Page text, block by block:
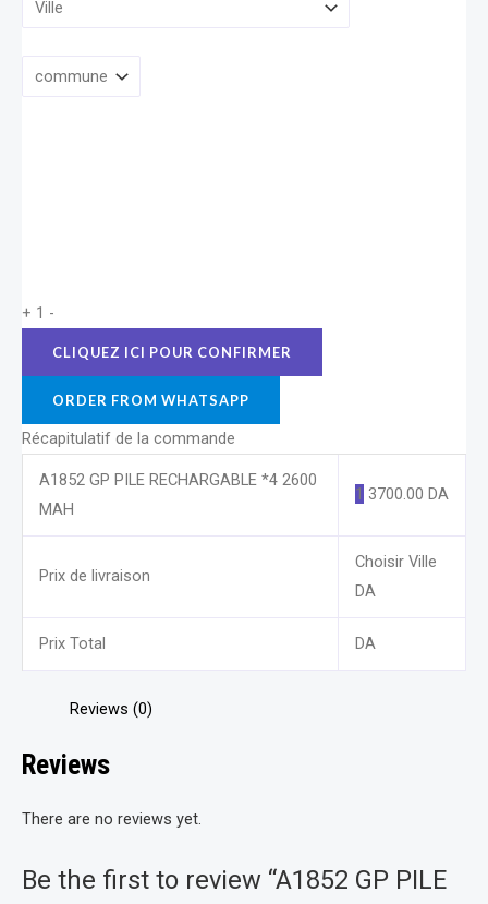
+ 1 -
ORDER FROM WHATSAPP
Récapitulatif de la commande
A1852 GP PILE RECHARGABLE *4 2600
MAH
1 3700.00 DA
Prix de livraison
Choisir Ville
DA
Prix Total DA
Reviews (0)
Reviews
There are no reviews yet.
Be the first to review “A1852 GP PILE